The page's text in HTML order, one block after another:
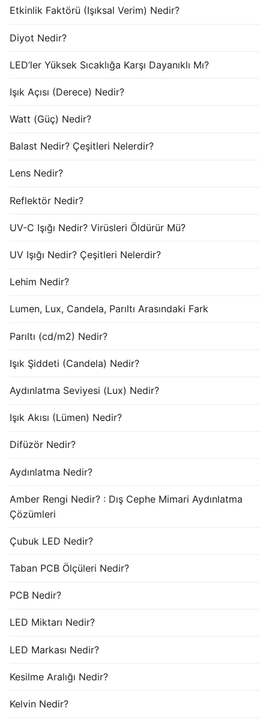
Etkinlik Faktörü (Işıksal Verim) Nedir?
Diyot Nedir?
LED’ler Yüksek Sıcaklığa Karşı Dayanıklı Mı?
Işık Açısı (Derece) Nedir?
Watt (Güç) Nedir?
Balast Nedir? Çeşitleri Nelerdir?
Lens Nedir?
Reflektör Nedir?
UV-C Işığı Nedir? Virüsleri Öldürür Mü?
UV Işığı Nedir? Çeşitleri Nelerdir?
Lehim Nedir?
Lumen, Lux, Candela, Parıltı Arasındaki Fark
Parıltı (cd/m2) Nedir?
Işık Şiddeti (Candela) Nedir?
Aydınlatma Seviyesi (Lux) Nedir?
Işık Akısı (Lümen) Nedir?
Difüzör Nedir?
Aydınlatma Nedir?
Amber Rengi Nedir? : Dış Cephe Mimari Aydınlatma
Çözümleri
Çubuk LED Nedir?
Taban PCB Ölçüleri Nedir?
PCB Nedir?
LED Miktarı Nedir?
LED Markası Nedir?
Kesilme Aralığı Nedir?
Kelvin Nedir?